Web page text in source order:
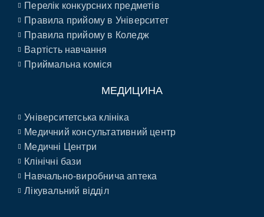
Перелік конкурсних предметів
Правила прийому в Університет
Правила прийому в Коледж
Вартість навчання
Приймальна коміся
МЕДИЦИНА
Університетська клініка
Медичний консультативний центр
Медичні Центри
Клінічні бази
Навчально-виробнича аптека
Лікувальний відділ